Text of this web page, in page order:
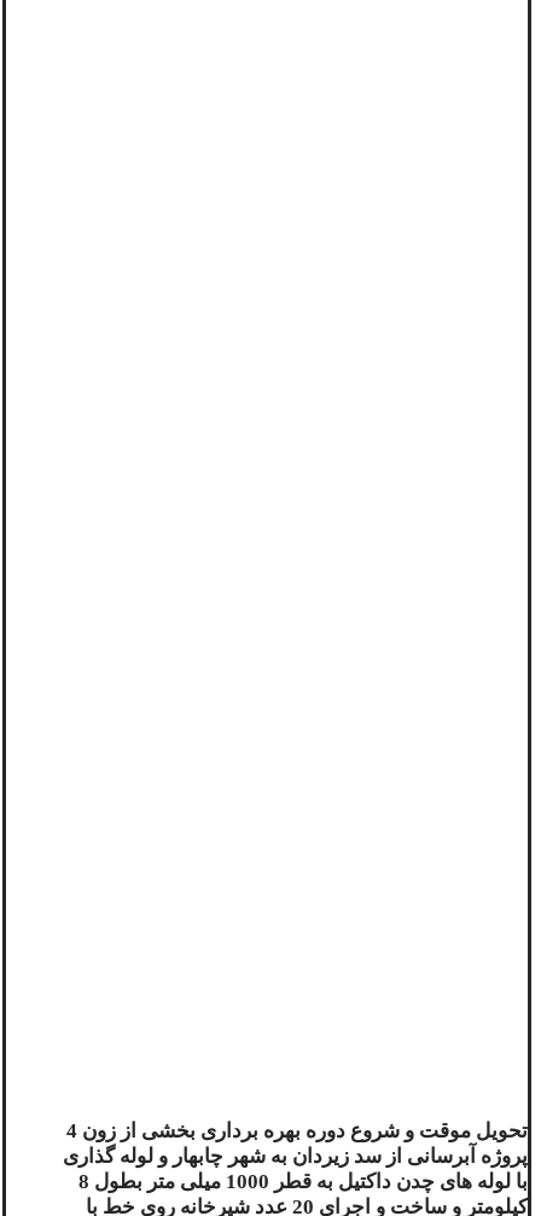
تحویل موقت و شروع دوره بهره برداری بخشی از زون 4
پروژه آبرسانی از سد زیردان به شهر چابهار و لوله گذاری
با لوله های چدن داکتیل به قطر 1000 میلی متر بطول 8
کیلومتر و ساخت و اجرای 20 عدد شیرخانه روی خط با